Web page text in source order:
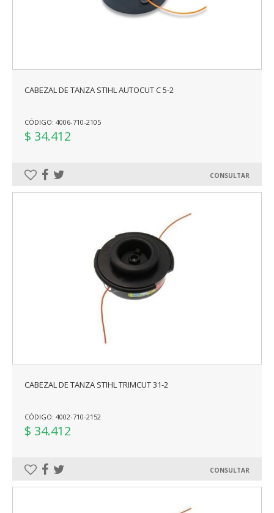
CABEZAL DE TANZA STIHL AUTOCUT C 5-2
CÓDIGO: 4006-710-2105
$ 34.412
CONSULTAR
CABEZAL DE TANZA STIHL TRIMCUT 31-2
CÓDIGO: 4002-710-2152
$ 34.412
CONSULTAR